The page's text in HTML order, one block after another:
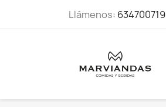
Llámenos: 634700719